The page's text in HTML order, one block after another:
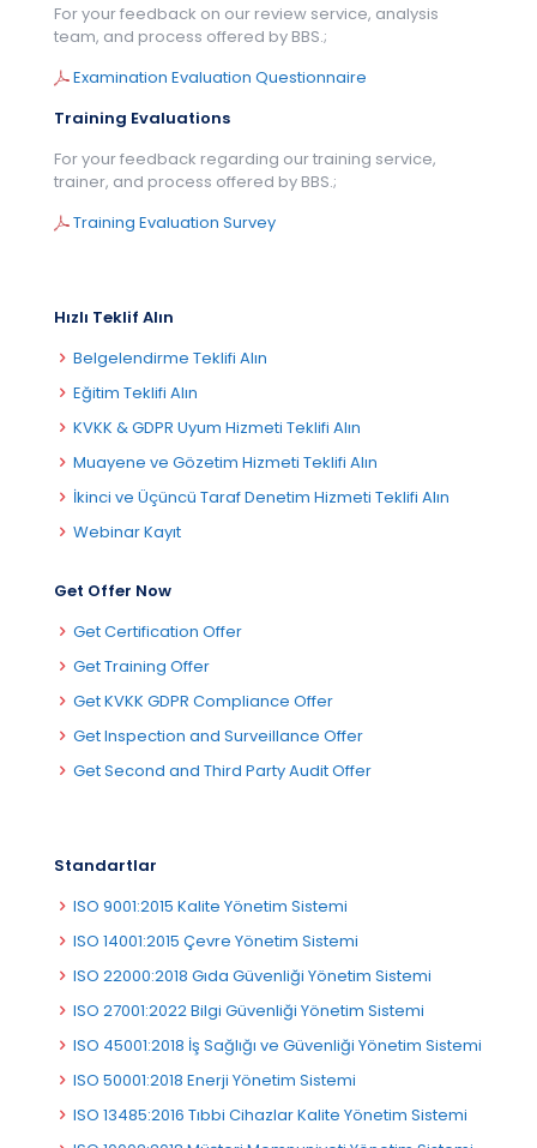
For your feedback on our review service, analysis
team, and process offered by BBS.;
Examination Evaluation Questionnaire
Training Evaluations
For your feedback regarding our training service,
trainer, and process offered by BBS.;
Training Evaluation Survey
Hızlı Teklif Alın
Belgelendirme Teklifi Alın
Eğitim Teklifi Alın
KVKK & GDPR Uyum Hizmeti Teklifi Alın
Muayene ve Gözetim Hizmeti Teklifi Alın
İkinci ve Üçüncü Taraf Denetim Hizmeti Teklifi Alın
Webinar Kayıt
Get Offer Now
Get Certification Offer
Get Training Offer
Get KVKK GDPR Compliance Offer
Get Inspection and Surveillance Offer
Get Second and Third Party Audit Offer
Standartlar
ISO 9001:2015 Kalite Yönetim Sistemi
ISO 14001:2015 Çevre Yönetim Sistemi
ISO 22000:2018 Gıda Güvenliği Yönetim Sistemi
ISO 27001:2022 Bilgi Güvenliği Yönetim Sistemi
ISO 45001:2018 İş Sağlığı ve Güvenliği Yönetim Sistemi
ISO 50001:2018 Enerji Yönetim Sistemi
ISO 13485:2016 Tıbbi Cihazlar Kalite Yönetim Sistemi